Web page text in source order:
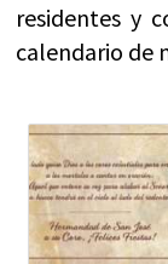
residentes y
calendario de